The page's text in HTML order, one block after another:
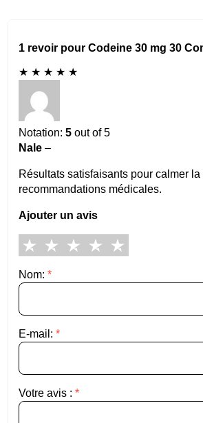
1 revoir pour Codeine 30 mg 30
★ ★ ★ ★ ★
Notation: 5 out of 5
Nale –
Résultats satisfaisants pour calmer
recommandations médicales.
Ajouter un avis
Nom: *
E-mail: *
Votre avis : *